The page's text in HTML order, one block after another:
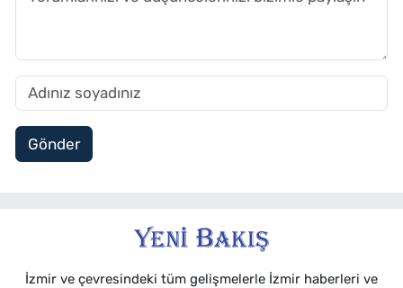
Gönder
İzmir ve çevresindeki tüm gelişmelerle İzmir haberleri ve